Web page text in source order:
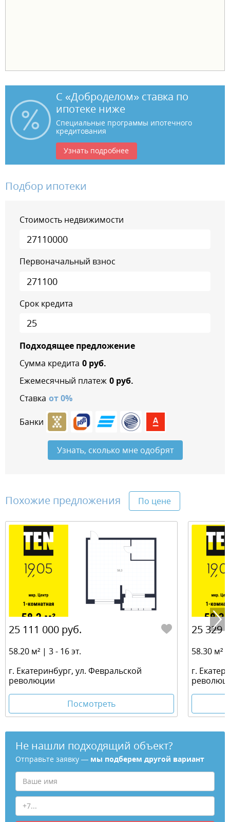
С «Доброделом» ставка по
ипотеке ниже
Специальные программы ипотечного
кредитования
Узнать подробнее
Подбор ипотеки
Стоимость недвижимости
Первоначальный взнос
Срок кредита
Подходящее предложение
Сумма кредита 0руб.
Ежемесячный платеж 0руб.
Ставка от0%
Банки
Узнать, сколько мне одобрят
Похожие предложения По цене
25 111 000 руб.
58.20 м² | 3 - 16 эт.
г. Екатеринбург, ул. Февральской
революции
Посмотреть
25 329
58.30 м²
г.
Не нашли подходящий объект?
Отправьте заявку — мы подберем другой вариант